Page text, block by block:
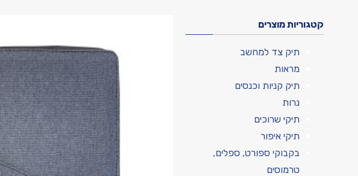
קטגוריות מוצרים
תיק צד למחשב
מראות
תיק קניות וכנסים
נרות
תיקי שרוכים
תיקי איפור
בקבוקי ספורט, ספלים,
טרמוסים